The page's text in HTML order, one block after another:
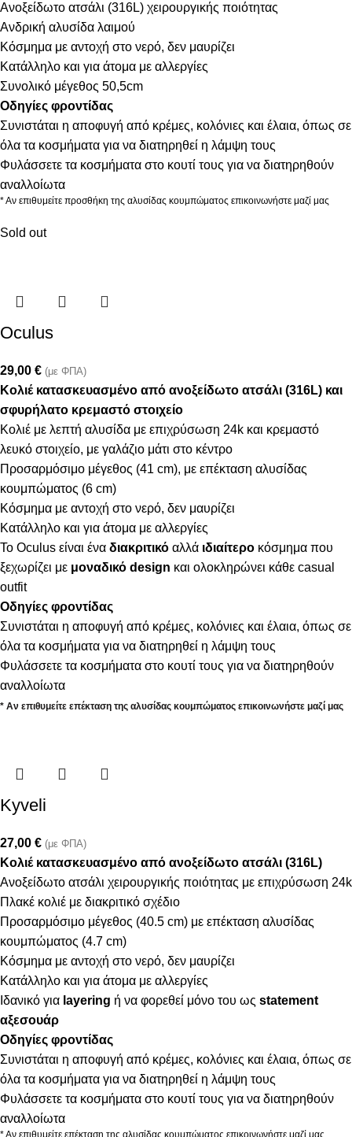
Ανοξείδωτο ατσάλι (316L) χειρουργικής ποιότητας
Ανδρική αλυσίδα λαιμού
Κόσμημα με αντοχή στο νερό, δεν μαυρίζει
Κατάλληλο και για άτομα με αλλεργίες
Συνολικό μέγεθος 50,5cm
Οδηγίες φροντίδας
Συνιστάται η αποφυγή από κρέμες, κολόνιες και έλαια, όπως σε
όλα τα κοσμήματα για να διατηρηθεί η λάμψη τους
Φυλάσσετε τα κοσμήματα στο κουτί τους για να διατηρηθούν
αναλλοίωτα
* Αν επιθυμείτε προσθήκη της αλυσίδας κουμπώματος επικοινωνήστε μαζί μας
Sold out
Oculus
29,00 € (με ΦΠΑ)
Κολιέ κατασκευασμένο από ανοξείδωτο ατσάλι (316L) και
σφυρήλατο κρεμαστό στοιχείο
Κολιέ με λεπτή αλυσίδα με επιχρύσωση 24k και κρεμαστό
λευκό στοιχείο, με γαλάζιο μάτι στο κέντρο
Προσαρμόσιμο μέγεθος (41 cm), με επέκταση αλυσίδας
κουμπώματος (6 cm)
Κόσμημα με αντοχή στο νερό, δεν μαυρίζει
Κατάλληλο και για άτομα με αλλεργίες
To Oculus είναι ένα διακριτικό αλλά ιδιαίτερο κόσμημα που
ξεχωρίζει με μοναδικό design και ολοκληρώνει κάθε casual
outfit
Οδηγίες φροντίδας
Συνιστάται η αποφυγή από κρέμες, κολόνιες και έλαια, όπως σε
όλα τα κοσμήματα για να διατηρηθεί η λάμψη τους
Φυλάσσετε τα κοσμήματα στο κουτί τους για να διατηρηθούν
αναλλοίωτα
* Αν επιθυμείτε επέκταση της αλυσίδας κουμπώματος επικοινωνήστε μαζί μας
Kyveli
27,00 € (με ΦΠΑ)
Κολιέ κατασκευασμένο από ανοξείδωτο ατσάλι (316L)
Ανοξείδωτο ατσάλι χειρουργικής ποιότητας με επιχρύσωση 24k
Πλακέ κολιέ με διακριτικό σχέδιο
Προσαρμόσιμο μέγεθος (40.5 cm) με επέκταση αλυσίδας
κουμπώματος (4.7 cm)
Κόσμημα με αντοχή στο νερό, δεν μαυρίζει
Κατάλληλο και για άτομα με αλλεργίες
Ιδανικό για layering ή να φορεθεί μόνο του ως statement
αξεσουάρ
Οδηγίες φροντίδας
Συνιστάται η αποφυγή από κρέμες, κολόνιες και έλαια, όπως σε
όλα τα κοσμήματα για να διατηρηθεί η λάμψη τους
Φυλάσσετε τα κοσμήματα στο κουτί τους για να διατηρηθούν
αναλλοίωτα